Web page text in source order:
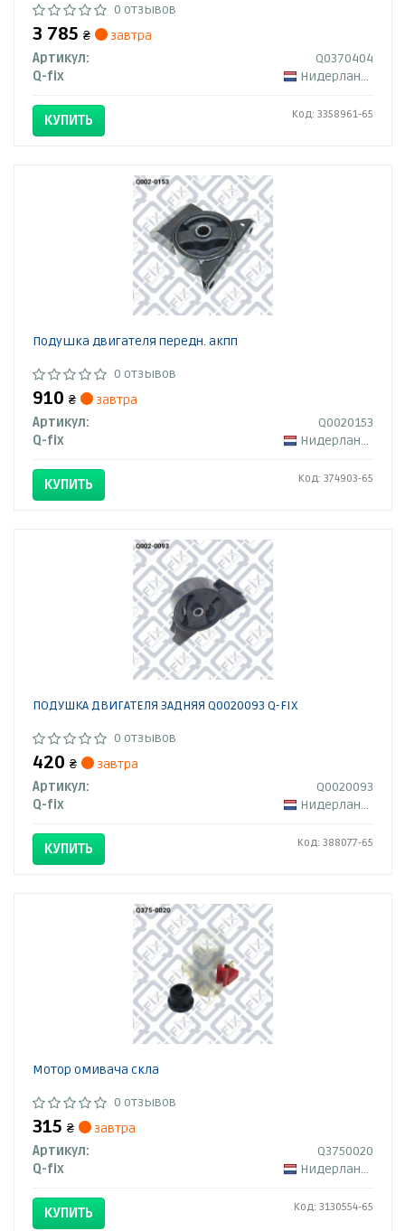
0 отзывов
3 785 ₴
завтра
Артикул:
Q0370404
Q-fix
Нидерланды
КУПИТЬ Код: 3358961-65
Подушка двигателя передн. акпп
0 отзывов
910 ₴
завтра
Артикул:
Q0020153
Q-fix
Нидерланды
КУПИТЬ Код: 374903-65
ПОДУШКА ДВИГАТЕЛЯ ЗАДНЯЯ Q0020093 Q-FIX
0 отзывов
420 ₴
завтра
Артикул:
Q0020093
Q-fix
Нидерланды
КУПИТЬ Код: 388077-65
Мотор омивача скла
0 отзывов
315 ₴
завтра
Артикул:
Q3750020
Q-fix
Нидерланды
КУПИТЬ Код: 3130554-65